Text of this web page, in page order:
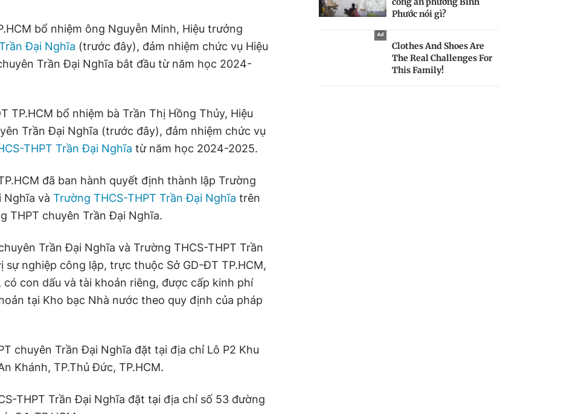
bổ nhiệm ông Nguyễn Minh, Hiệu trưởng
Đại Nghĩa (trước đây), đảm nhiệm chức vụ Hiệu
Trần Đại Nghĩa bắt đầu từ năm học 2024-
TP.HCM bổ nhiệm bà Trần Thị Hồng Thủy, Hiệu
Trần Đại Nghĩa (trước đây), đảm nhiệm chức vụ
THPT Trần Đại Nghĩa từ năm học 2024-2025.
đã ban hành quyết định thành lập Trường
Nghĩa và Trường THCS-THPT Trần Đại Nghĩa trên
THPT chuyên Trần Đại Nghĩa.
Trần Đại Nghĩa và Trường THCS-THPT Trần
sự nghiệp công lập, trực thuộc Sở GD-ĐT TP.HCM,
con dấu và tài khoản riêng, được cấp kinh phí
tại Kho bạc Nhà nước theo quy định của pháp
chuyên Trần Đại Nghĩa đặt tại địa chỉ Lô P2 Khu
Khánh, TP.Thủ Đức, TP.HCM.
THPT Trần Đại Nghĩa đặt tại địa chỉ số 53 đường